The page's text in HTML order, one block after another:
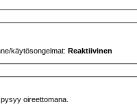
käytösongelmat:Reaktiivinen
oireettomana.